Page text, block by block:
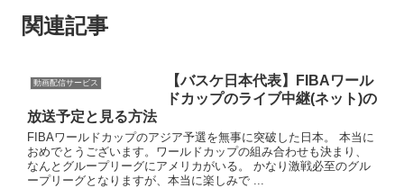
関連記事
動画配信サービス
【バスケ日本代表】FIBAワール
ドカップのライブ中継(ネット)の
放送予定と見る方法
FIBAワールドカップのアジア予選を無事に突破した日本。 本当に
おめでとうございます。ワールドカップの組み合わせも決まり、
なんとグループリーグにアメリカがいる。 かなり激戦必至のグル
ープリーグとなりますが、本当に楽しみで ...